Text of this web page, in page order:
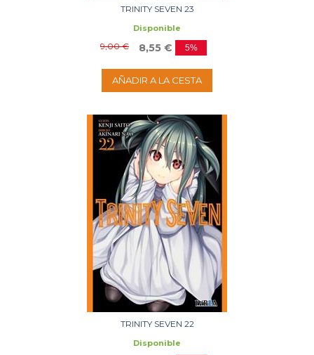
TRINITY SEVEN 23
Disponible
9,00 € 8,55 € 5%
AÑADIR A LA CESTA
TRINITY SEVEN 22
Disponible